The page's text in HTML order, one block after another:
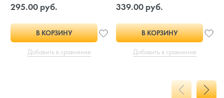
295.00 руб.
В КОРЗИНУ
Добавить в сравнение
339.00 руб.
В КОРЗИНУ
Добавить в сравнение